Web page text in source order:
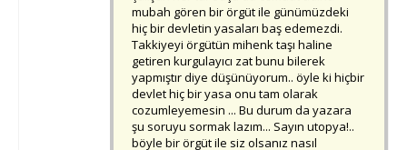
mubah gören bir örgüt ile günümüzdeki
hiç bir devletin yasaları baş edemezdi.
Takkiyeyi örgütün mihenk taşı haline
getiren kurgulayıcı zat bunu bilerek
yapmıştır diye düşünüyorum.. öyle ki hiçbir
devlet hiç bir yasa onu tam olarak
cozumleyemesin ... Bu durum da yazara
şu soruyu sormak lazım... Sayın utopya!..
böyle bir örgüt ile siz olsanız nasıl